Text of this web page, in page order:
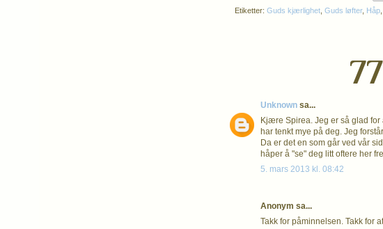
Etiketter: Guds kjærlighet Guds løfter, Håp
Unknown sa...
Kjære Spirea. Jeg er så glad for
har tenkt mye på deg. Jeg
Da er det en som går ved vår
håper å "se" deg litt oftere her
5. mars 2013 kl. 08:42
Anonym sa...
Takk for påminnelsen. Takk for